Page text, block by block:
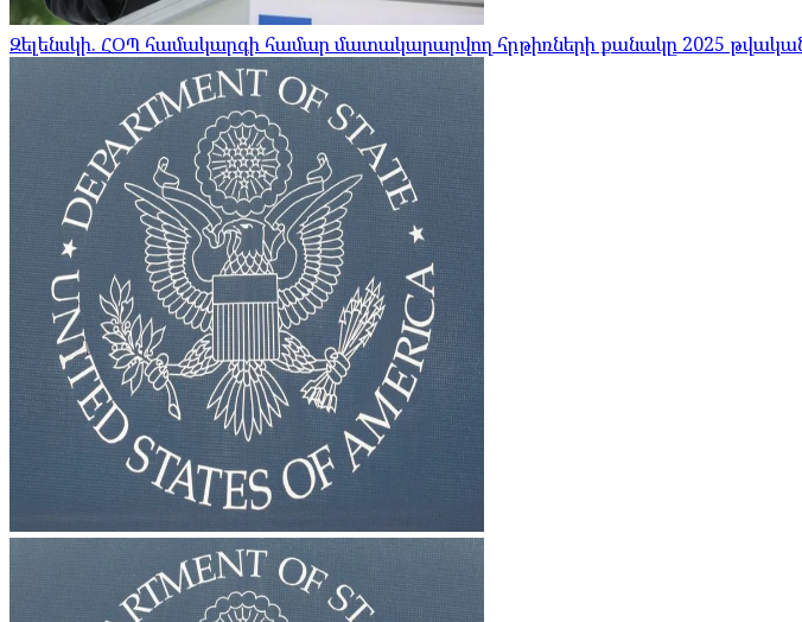
Զելենսկի. ՀՕՊ համակարգի համար մատակարարվող հրթիռների քանակը 2025